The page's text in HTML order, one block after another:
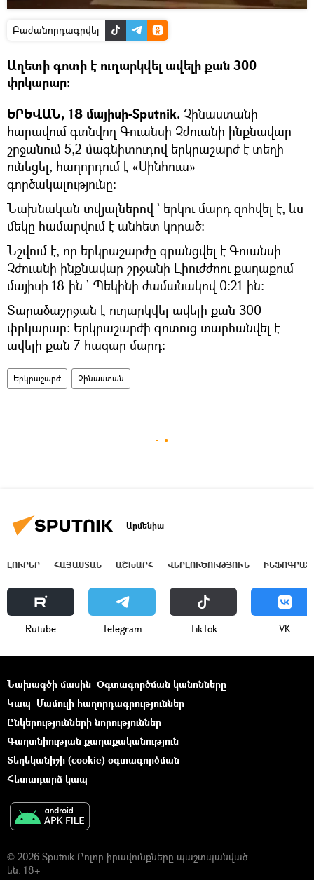
Բաժանորդագրվել
Աղետի գոտի է ուղարկվել ավելի քան 300
փրկարար:
ԵՐԵՎԱՆ, 18 մայիսի-Sputnik. Չինաստանի
հարավում գտնվող Գուանսի Չժուանի ինքնավար
շրջանում 5,2 մագնիտուդով երկրաշարժ է տեղի
ունեցել, հաղորդում է «Սինհուա»
գործակալությունը:
Նախնական տվյալներով ՝ երկու մարդ զոհվել է, ևս
մեկը համարվում է անհետ կորած։
Նշվում է, որ երկրաշարժը գրանցվել է Գուանսի
Չժուանի ինքնավար շրջանի Լիուժժոու քաղաքում
մայիսի 18-ին ՝ Պեկինի ժամանակով 0:21-ին:
Տարածաշրջան է ուղարկվել ավելի քան 300
փրկարար: Երկրաշարժի գոտուց տարհանվել է
ավելի քան 7 հազար մարդ։
Երկրաշարժ Չինաստան
Արմենիա
ԼՈՒՐԵՐ ՀԱՅԱՍՏԱՆ ԱՇԽԱՐՀ ՎԵՐԼՈՒԾՈՒԹՅՈՒՆ
Rutube Telegram ТikТоk VK
Նախագծի մասին Օգտագործման կանոնները
Կապ Մամուլի հաղորդագրություններ
Ընկերությունների նորություններ
Գաղտնիության քաղաքականություն
Տեղեկանիշի (cookie) օգտագործման
Հետադարձ կապ
© 2026 Sputnik Բոլոր իրավունքները պաշտպանված
են. 18+